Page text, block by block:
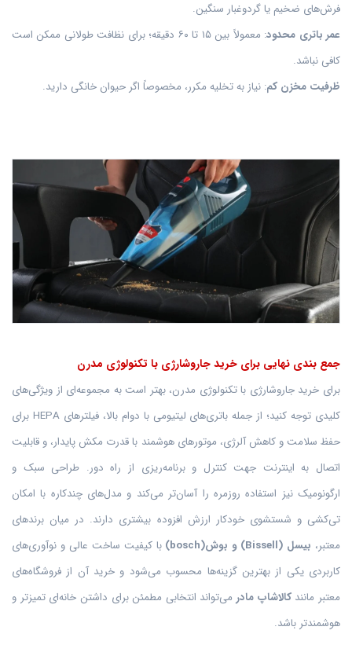
فرش‌های ضخیم یا گردوغبار سنگین.
عمر باتری محدود
: معمولاً بین ۱۵ تا ۶۰ دقیقه؛ برای نظافت طولانی ممکن است
کافی نباشد.
ظرفیت مخزن کم: نیاز به تخلیه مکرر، مخصوصاً اگر حیوان خانگی دارید.
جمع بندی نهایی برای خرید جاروشارژی با تکنولوژی مدرن
برای خرید جاروشارژی با تکنولوژی مدرن، بهتر است به مجموعه‌ای از ویژگی‌های
کلیدی توجه کنید؛ از جمله باتری‌های لیتیومی با دوام بالا، فیلترهای HEPA برای
حفظ سلامت و کاهش آلرژی، موتورهای هوشمند با قدرت مکش پایدار، و قابلیت
اتصال به اینترنت جهت کنترل و برنامه‌ریزی از راه دور. طراحی سبک و
ارگونومیک نیز استفاده روزمره را آسان‌تر می‌کند و مدل‌های چندکاره با امکان
تی‌کشی و شستشوی خودکار ارزش افزوده بیشتری دارند. در میان برندهای
معتبر، بیسل (Bissell) و بوش(bosch)
با کیفیت ساخت عالی و نوآوری‌های
کاربردی یکی از بهترین گزینه‌ها محسوب می‌شود و خرید آن از فروشگاه‌های
معتبر مانندکالاشاپ مادرمی‌تواند انتخابی مطمئن برای داشتن خانه‌ای تمیزتر و
هوشمندتر باشد.